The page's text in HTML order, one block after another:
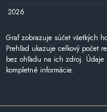
2026
Graf zobrazuje súčet všetkých
Prehľad ukazuje celkový počet
bez ohľadu na ich zdroj. Údaje
kompletné informácie.